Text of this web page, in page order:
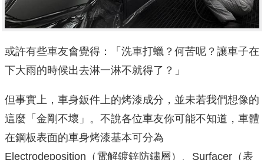
或許有些車友會覺得：「洗車打蠟？何苦呢？讓車子在
下大雨的時候出去淋一淋不就得了？」
但事實上，車身鈑件上的烤漆成分，並未若我們想像的
這麼「金剛不壞」。不說各位車友你可能不知道，車體
在鋼板表面的車身烤漆基本可分為
Electrodeposition（電解鍍鋅防鏽層）、Surfacer（表